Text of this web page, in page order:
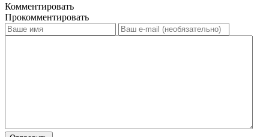
Комментировать
Прокомментировать